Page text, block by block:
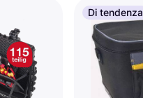
Di tendenza